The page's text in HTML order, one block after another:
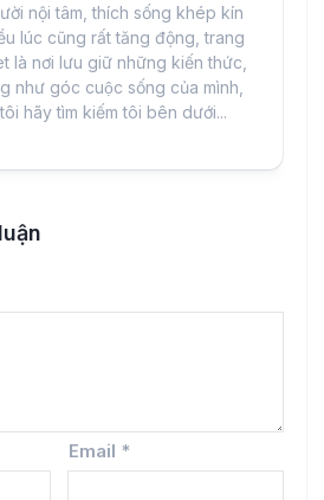
nội tâm, thích sống khép kín
lúc cũng rất tăng động, trang
là nơi lưu giữ những kiến thức,
như góc cuộc sống của mình,
hãy tìm kiếm tôi bên dưới...
Email *